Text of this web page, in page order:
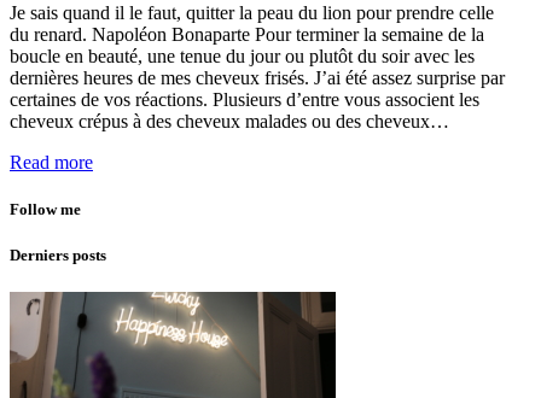
Je sais quand il le faut, quitter la peau du lion pour prendre celle
du renard. Napoléon Bonaparte Pour terminer la semaine de la
boucle en beauté, une tenue du jour ou plutôt du soir avec les
dernières heures de mes cheveux frisés. J’ai été assez surprise par
certaines de vos réactions. Plusieurs d’entre vous associent les
cheveux crépus à des cheveux malades ou des cheveux…
Read more
Follow me
Derniers posts